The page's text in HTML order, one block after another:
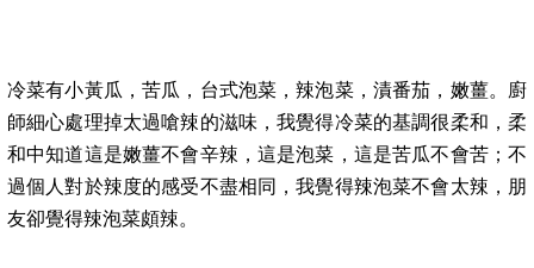
冷菜有小黃瓜，苦瓜，台式泡菜，辣泡菜，漬番茄，嫩薑。廚
師細心處理掉太過嗆辣的滋味，我覺得冷菜的基調很柔和，柔
和中知道這是嫩薑不會辛辣，這是泡菜，這是苦瓜不會苦；不
過個人對於辣度的感受不盡相同，我覺得辣泡菜不會太辣，朋
友卻覺得辣泡菜頗辣。